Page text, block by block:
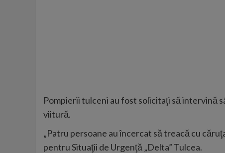
Pompierii tulceni au fost solicitaţi să intervină
viitură.
„Patru persoane au încercat să treacă cu
pentru Situaţii de Urgenţă „Delta” Tulcea.